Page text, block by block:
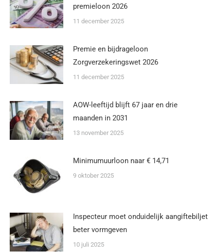
premieloon 2026
11 december 2025
Premie en bijdrageloon
Zorgverzekeringswet 2026
11 december 2025
AOW-leeftijd blijft 67 jaar en drie
maanden in 2031
13 november 2025
Minimumuurloon naar € 14,71
9 oktober 2025
Inspecteur moet onduidelijk aangiftebiljet
beter vormgeven
10 juli 2025